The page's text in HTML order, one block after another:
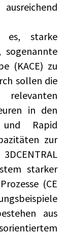
es, starke
sogenannte
(KACE) zu
sollen die
in den
und Rapid
zur
starker
(CE
aus